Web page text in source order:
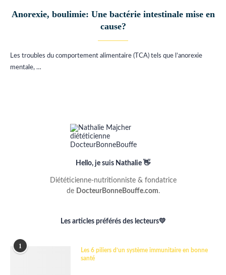
Anorexie, boulimie: Une bactérie intestinale mise en
cause?
Les troubles du comportement alimentaire (TCA) tels que l’anorexie
mentale, …
Hello, je suis Nathalie 👋
Diététicienne-nutritionniste & fondatrice
de DocteurBonneBouffe.com.
Les articles préférés des lecteurs💛
1
Les 6 piliers d’un système immunitaire en bonne
santé